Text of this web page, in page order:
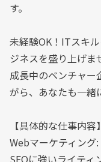
す。
未経験OK！ITスキ
ジネスを盛り上げま
成長中のベンチャー
がら、あなたも一緒
【具体的な仕事内容】
Webマーケティング:
SEOに強いライティ